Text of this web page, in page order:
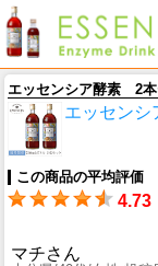
エッセンシア酵素 2本
エッセン
この商品の平均評価
4.73
マチさん